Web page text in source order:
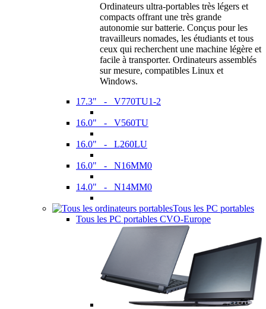
Ordinateurs ultra-portables très légers et
compacts offrant une très grande
autonomie sur batterie. Conçus pour les
travailleurs nomades, les étudiants et tous
ceux qui recherchent une machine légère et
facile à transporter. Ordinateurs assemblés
sur mesure, compatibles Linux et
Windows.
17.3" - V770TU1-2
16.0" - V560TU
16.0" - L260LU
16.0" - N16MM0
14.0" - N14MM0
Tous les PC portables
Tous les PC portables CVO-Europe